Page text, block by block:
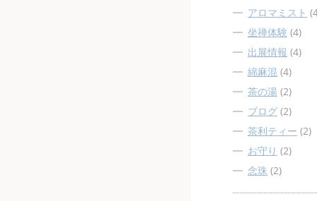
アロマミスト
坐禅体験 (4)
出展情報 (4)
綿麻混 (4)
茶の湯 (2)
ブログ (2)
茶利ティー (2)
お守り (2)
念珠 (2)